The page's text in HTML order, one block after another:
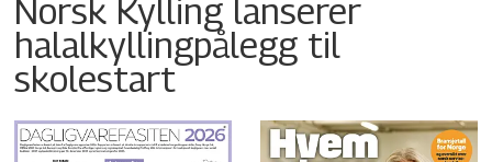
Norsk Kylling lanserer
halalkyllingpålegg til
skolestart